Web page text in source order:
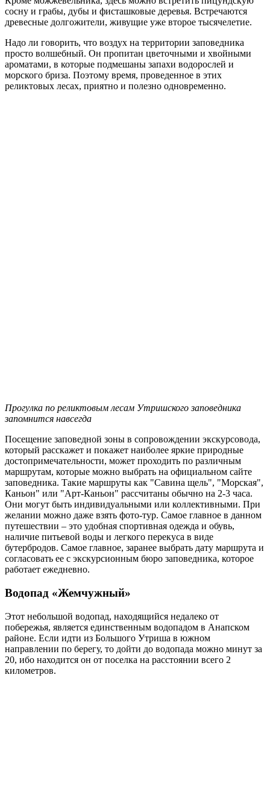
сосну и грабы, дубы и фисташковые деревья. Встречаются
древесные долгожители, живущие уже второе тысячелетие.
Надо ли говорить, что воздух на территории заповедника
просто волшебный. Он пропитан цветочными и хвойными
ароматами, в которые подмешаны запахи водорослей и
морского бриза. Поэтому время, проведенное в этих
реликтовых лесах, приятно и полезно одновременно.
Прогулка по реликтовым лесам Утришского заповедника
запомнится навсегда
Посещение заповедной зоны в сопровождении экскурсовода,
который расскажет и покажет наиболее яркие природные
достопримечательности, может проходить по различным
маршрутам, которые можно выбрать на официальном сайте
заповедника. Такие маршруты как "Савина щель", "Морская",
Каньон" или "Арт-Каньон" рассчитаны обычно на 2-3 часа.
Они могут быть индивидуальными или коллективными. При
желании можно даже взять фото-тур. Самое главное в данном
путешествии – это удобная спортивная одежда и обувь,
наличие питьевой воды и легкого перекуса в виде
бутербродов. Самое главное, заранее выбрать дату маршрута и
согласовать ее с экскурсионным бюро заповедника, которое
работает ежедневно.
Водопад «Жемчужный»
Этот небольшой водопад, находящийся недалеко от
побережья, является единственным водопадом в Анапском
районе. Если идти из Большого Утриша в южном
направлении по берегу, то дойти до водопада можно минут за
20, ибо находится он от поселка на расстоянии всего 2
километров.